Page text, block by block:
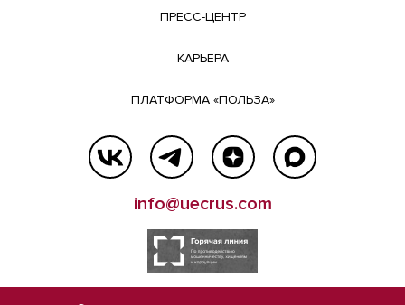
ПРЕСС-ЦЕНТР
КАРЬЕРА
ПЛАТФОРМА «ПОЛЬЗА»
info@uecrus.com